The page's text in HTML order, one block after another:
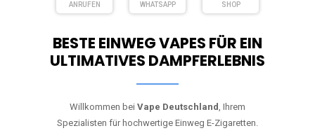
ANRUFEN WHATSAPP SHOP
BESTE EINWEG VAPES FÜR EIN
ULTIMATIVES DAMPFERLEBNIS
Willkommen bei Vape Deutschland, Ihrem
Spezialisten für hochwertige Einweg E-Zigaretten.